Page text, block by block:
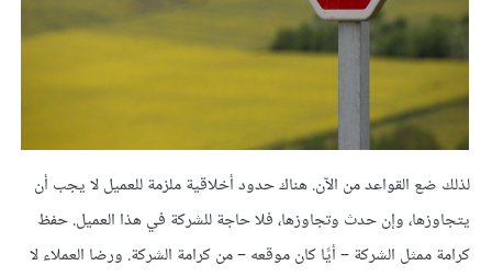
لذلك ضع القواعد من الآن. هناك حدود أخلاقية ملزمة للعميل لا يجب أن
يتجاوزها، وإن حدث وتجاوزها، فلا حاجة للشركة في هذا العميل. حفظ
كرامة ممثل الشركة – أيًا كان موقعه – من كرامة الشركة. ورضا العملاء لا